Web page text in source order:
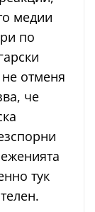
медии
по
отменя
че
тук